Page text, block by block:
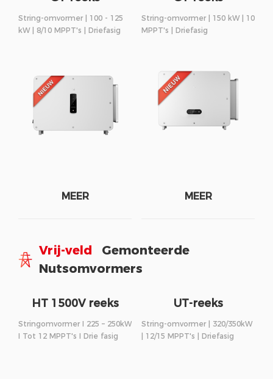
String-omvormer | 100 - 125
kW | 8/10 MPPT's | Driefasig
MEER
String-omvormer | 150 kW | 10
MPPT's | Driefasig
MEER
Vrij-veld
Gemonteerde
Nutsomvormers
HT 1500V reeks
Stringomvormer I 225 – 250kW
I Tot 12 MPPT's I Drie fasig
UT-reeks
String-omvormer | 320/350kW
| 12/15 MPPT's | Driefasig